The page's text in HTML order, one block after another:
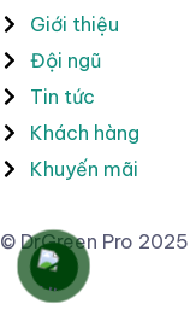
Giới thiệu
Đội ngũ
Tin tức
Khách hàng
Khuyến mãi
© DrGreen Pro 2025 |